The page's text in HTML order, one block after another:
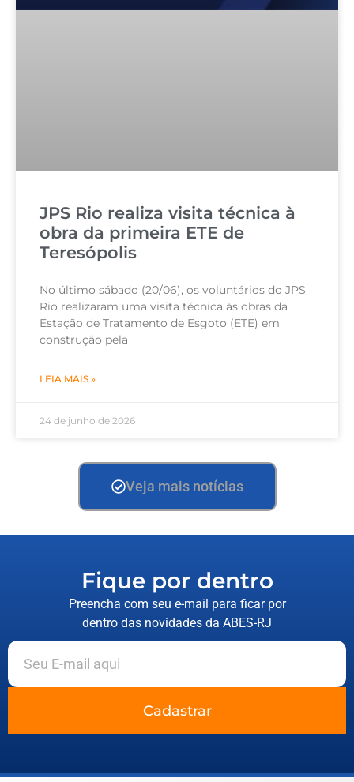
JPS Rio realiza visita técnica à
obra da primeira ETE de
Teresópolis
No último sábado (20/06), os voluntários do JPS
Rio realizaram uma visita técnica às obras da
Estação de Tratamento de Esgoto (ETE) em
construção pela
LEIA MAIS »
24 de junho de 2026
Veja mais notícias
Fique por dentro
Preencha com seu e-mail para ficar por
dentro das novidades da ABES-RJ
Cadastrar